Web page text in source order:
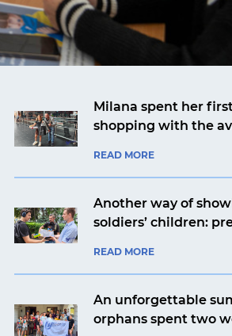
Milana spent her
shopping with the
READ MORE
Another way of
soldiers’ children:
aviation company
READ MORE
An unforgettable
orphans spent two